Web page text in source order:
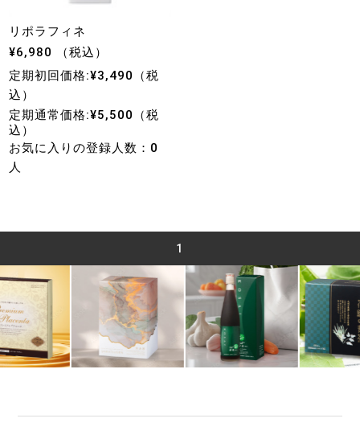
リポラフィネ
¥6,980 （税込）
定期初回価格:¥3,490（税
込）
定期通常価格:¥5,500（税
込）
お気に入りの登録人数：0
人
1